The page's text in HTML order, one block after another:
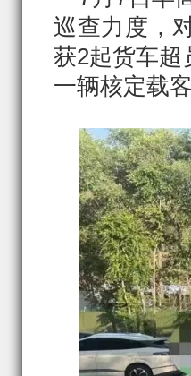
巡查力度，
获2起货车超
一辆核定载